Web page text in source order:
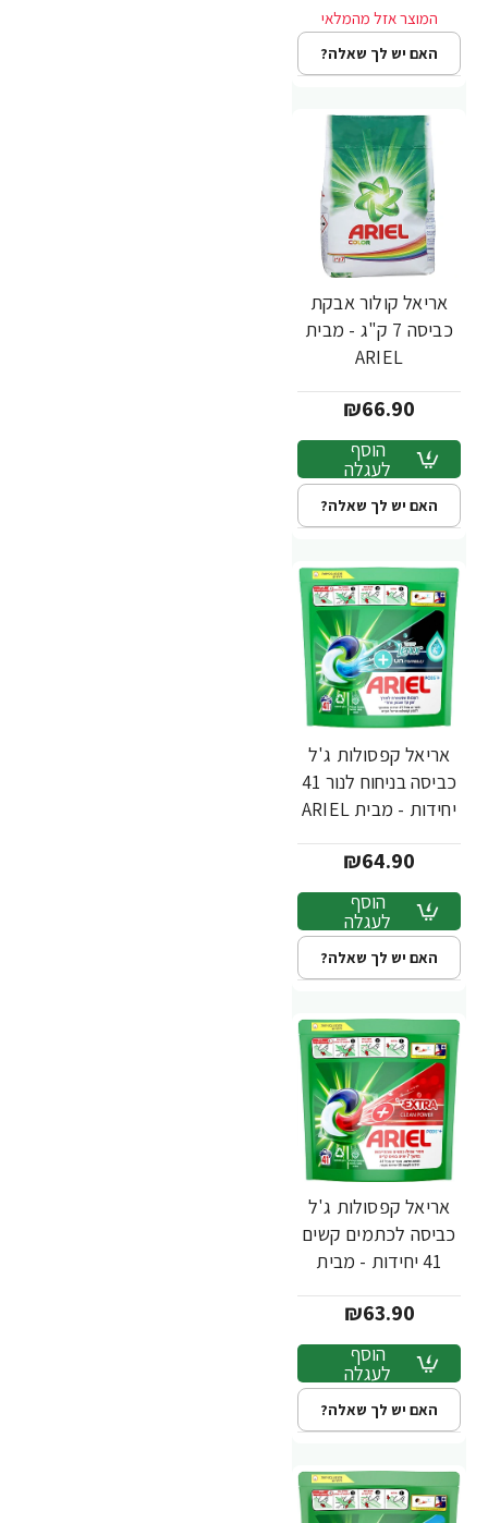
האם יש לך שאלה?
אריאל קולור אבקת
כביסה 7 ק"ג - מבית
ARIEL
₪66.90
הוסף
לעגלה
האם יש לך שאלה?
אריאל קפסולות ג'ל
כביסה בניחוח לנור 41
יחידות - מבית ARIEL
₪64.90
הוסף
לעגלה
האם יש לך שאלה?
אריאל קפסולות ג'ל
כביסה לכתמים קשים
41 יחידות - מבית
₪63.90
הוסף
לעגלה
האם יש לך שאלה?